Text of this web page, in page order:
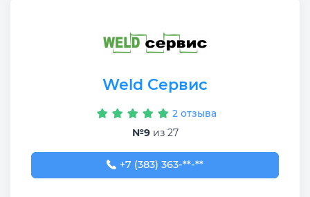
Weld Сервис
2 отзыва
№9из 27
+7 (383) 363-00-11
+7 (383) 363-**-**